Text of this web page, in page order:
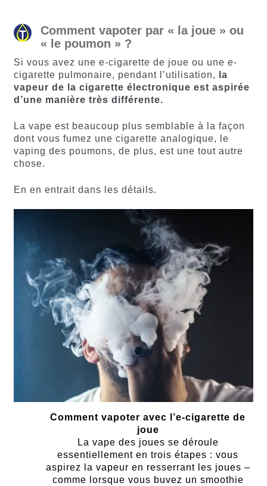
Comment vapoter par « la joue » ou
« le poumon » ?
Si vous avez une e-cigarette de joue ou une e-
cigarette pulmonaire, pendant l’utilisation,
la
vapeur de la cigarette électronique est aspirée
d’une manière très différente.
La vape est beaucoup plus semblable à la façon
dont vous fumez une cigarette analogique, le
vaping des poumons, de plus, est une tout autre
chose.
En en entrait dans les détails.
Comment vapoter avec l’e-cigarette de
joue
La vape des joues se déroule
essentiellement en trois étapes : vous
aspirez la vapeur en resserrant les joues –
comme lorsque vous buvez un smoothie